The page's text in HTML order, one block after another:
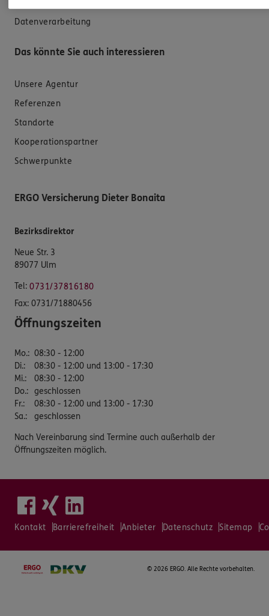
Datenverarbeitung
Das könnte Sie auch interessieren
Unsere Agentur
Referenzen
Standorte
Kooperationspartner
Schwerpunkte
ERGO Versicherung Dieter Bonaita
Bezirksdirektor
Neue Str. 3
89077 Ulm
Tel: 0731/37816180
Fax: 0731/71880456
Öffnungszeiten
Mo.: 08:30 - 12:00
Di.:
08:30 - 12:00 und 13:00 - 17:30
Mi.:
08:30 - 12:00
Do.: geschlossen
Fr.:
08:30 - 12:00 und 13:00 - 17:30
Sa.: geschlossen
Nach Vereinbarung sind Termine auch außerhalb der
Öffnungszeiten möglich.
Kontakt Barrierefreiheit Anbieter Datenschutz Sitemap
© 2026 ERGO. Alle Rechte vorbehalten.